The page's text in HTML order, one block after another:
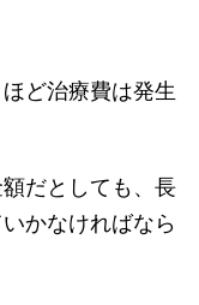
ど治療費は発生
だとしても、長
かなければなら